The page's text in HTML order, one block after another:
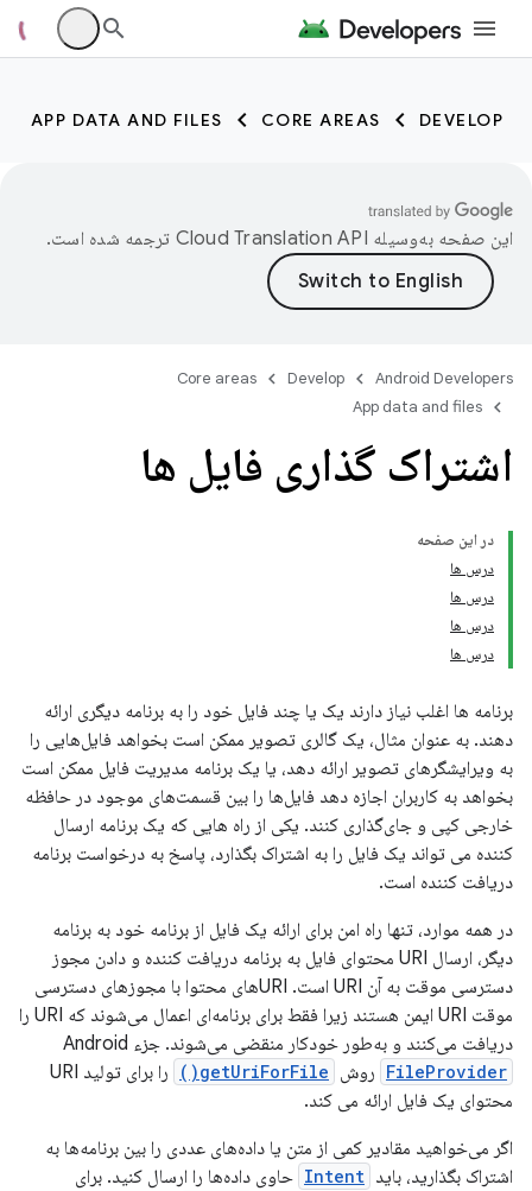
DEVELOP
CORE AREAS
APP DATA AND FILES
این صفحه به‌وسیله ترجمه شده است.
Android Developers
Develop
Core areas
App data and files
اشتراک گذاری فایل ها
در این صفحه
درس ها
درس ها
درس ها
درس ها
برنامه ها اغلب نیاز دارند یک یا چند فایل خود را به برنامه دیگری ارائه
دهند. به عنوان مثال، یک گالری تصویر ممکن است بخواهد فایل‌هایی را
به ویرایشگرهای تصویر ارائه دهد، یا یک برنامه مدیریت فایل ممکن است
بخواهد به کاربران اجازه دهد فایل‌ها را بین قسمت‌های موجود در حافظه
خارجی کپی و جای‌گذاری کنند. یکی از راه هایی که یک برنامه ارسال
کننده می تواند یک فایل را به اشتراک بگذارد، پاسخ به درخواست برنامه
دریافت کننده است.
در همه موارد، تنها راه امن برای ارائه یک فایل از برنامه خود به برنامه
دیگر، ارسال URI محتوای فایل به برنامه دریافت کننده و دادن مجوز
دسترسی موقت به آن URI است. URIهای محتوا با مجوزهای دسترسی
موقت URI ایمن هستند زیرا فقط برای برنامه‌ای اعمال می‌شوند که URI را
دریافت می‌کنند و به‌طور خودکار منقضی می‌شوند. جزء Android
FileProvider روش getUriForFile()
را برای تولید URI
محتوای یک فایل ارائه می کند.
اگر می‌خواهید مقادیر کمی از متن یا داده‌های عددی را بین برنامه‌ها به
اشتراک بگذارید، باید Intent حاوی داده‌ها را ارسال کنید. برای